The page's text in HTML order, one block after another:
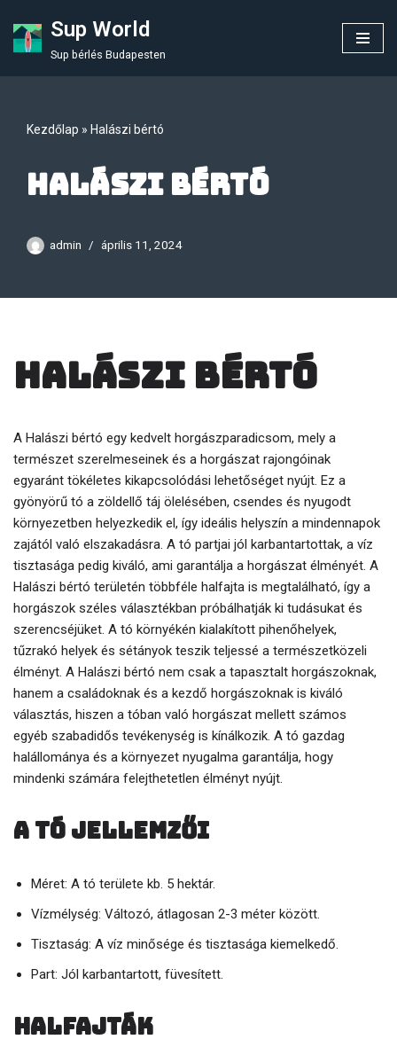
Skip
Sup World
Sup bérlés Budapesten
Kezdőlap » Halászi bértó
Halászi bértó
admin április 11, 2024
Halászi bértó
A Halászi bértó egy kedvelt horgászparadicsom, mely a
természet szerelmeseinek és a horgászat rajongóinak
egyaránt tökéletes kikapcsolódási lehetőséget nyújt. Ez a
gyönyörű tó a zöldellő táj ölelésében, csendes és nyugodt
környezetben helyezkedik el, így ideális helyszín a mindennapok
zajától való elszakadásra. A tó partjai jól karbantartottak, a víz
tisztasága pedig kiváló, ami garantálja a horgászat élményét. A
Halászi bértó területén többféle halfajta is megtalálható, így a
horgászok széles választékban próbálhatják ki tudásukat és
szerencséjüket. A tó környékén kialakított pihenőhelyek,
tűzrakó helyek és sétányok teszik teljessé a természetközeli
élményt. A Halászi bértó nem csak a tapasztalt horgászoknak,
hanem a családoknak és a kezdő horgászoknak is kiváló
választás, hiszen a tóban való horgászat mellett számos
egyéb szabadidős tevékenység is kínálkozik. A tó gazdag
halállománya és a környezet nyugalma garantálja, hogy
mindenki számára felejthetetlen élményt nyújt.
A tó jellemzői
Méret: A tó területe kb. 5 hektár.
Vízmélység: Változó, átlagosan 2-3 méter között.
Tisztaság: A víz minősége és tisztasága kiemelkedő.
Part: Jól karbantartott, füvesített.
Halfajták